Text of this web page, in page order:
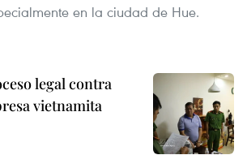
en la ciudad de Hue.
legal contra
vietnamita